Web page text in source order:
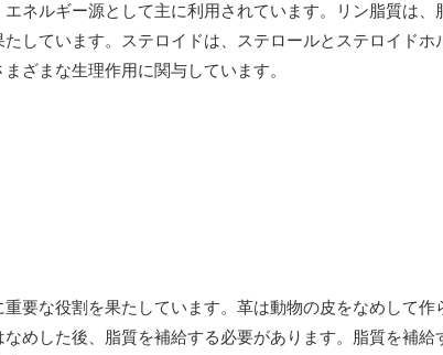
ネルギー源として主に利用されています。リン脂質は、
しています。ステロイドは、ステロールとステロイド
ざまな生理作用に関与しています。
要な役割を果たしています。革は動物の皮をなめして作
めした後、脂質を補給する必要があります。脂質を補